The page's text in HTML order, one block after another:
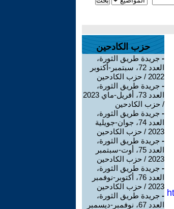
حزب الكادحين
- جريدة طريق الثورة،
العدد 72، سبتمبر-أكتوبر
2022 / حزب الكادحين
- جريدة طريق الثورة،
العدد 73، أفريل-ماي 2023
/ حزب الكادحين
- جريدة طريق الثورة،
العدد 74، جوان-جويلية
2023 / حزب الكادحين
- جريدة طريق الثورة،
العدد 75، أوت-سبتمبر
2023 / حزب الكادحين
- جريدة طريق الثورة،
العدد 76، أكتوبر-نوفمبر
2023 / حزب الكادحين
- جريدة طريق الثورة،
العدد 67، نوفمبر-ديسمبر